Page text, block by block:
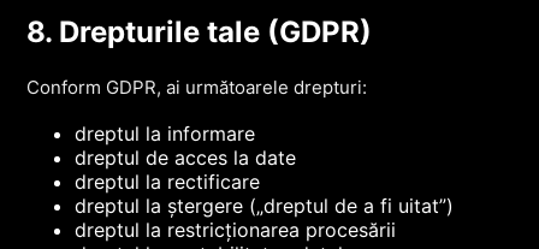
8. Drepturile tale (GDPR)
Conform GDPR, ai următoarele drepturi:
dreptul la informare
dreptul de acces la date
dreptul la rectificare
dreptul la ștergere („dreptul de a fi uitat”)
dreptul la restricționarea procesării